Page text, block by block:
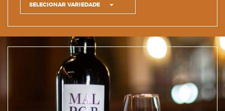
SELECIONAR VARIEDADE